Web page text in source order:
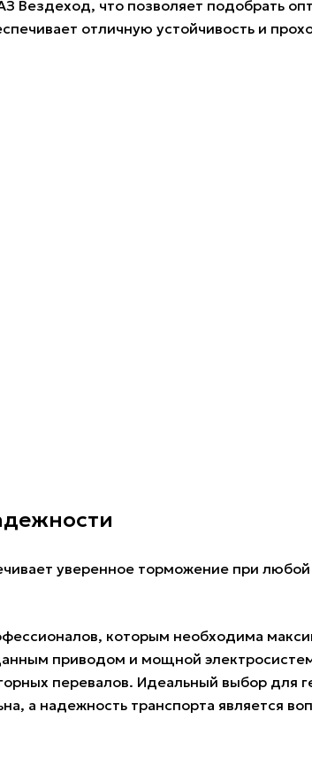
что позволяет подобрать
отличную устойчивость и
уверенное торможение при
которым необходима
приводом и мощной
перевалов. Идеальный выбор для
а надежность транспорта является